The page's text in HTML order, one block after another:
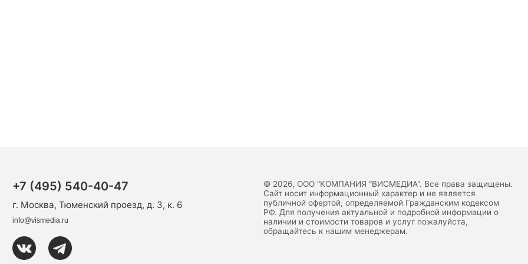
+7 (495) 540-40-47
г. Москва, Тюменский проезд, д. 3, к. 6
info@vismedia.ru
© 2026, ООО "КОМПАНИЯ "ВИСМЕДИА". Все права защищены.
Сайт носит информационный характер и не является
публичной офертой, определяемой Гражданским кодексом
РФ. Для получения актуальной и подробной информации о
наличии и стоимости товаров и услуг пожалуйста,
обращайтесь к нашим менеджерам.